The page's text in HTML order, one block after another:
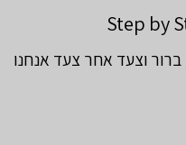
Step by
וצעד אחר צעד אנחנו